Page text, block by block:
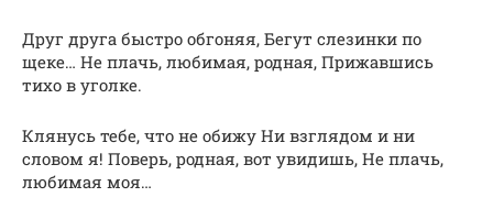
Друг друга быстро обгоняя, Бегут слезинки по
щеке… Не плачь, любимая, родная, Прижавшись
тихо в уголке.
Клянусь тебе, что не обижу Ни взглядом и ни
словом я! Поверь, родная, вот увидишь, Не плачь,
любимая моя…